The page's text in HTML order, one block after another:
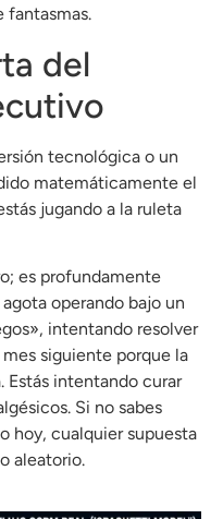
fantasmas.
del
tecnológica o un
matemáticamente el
jugando a la ruleta
es profundamente
operando bajo un
intentando resolver
siguiente porque la
. Estás intentando curar
Si no sabes
hoy, cualquier supuesta
aleatorio.